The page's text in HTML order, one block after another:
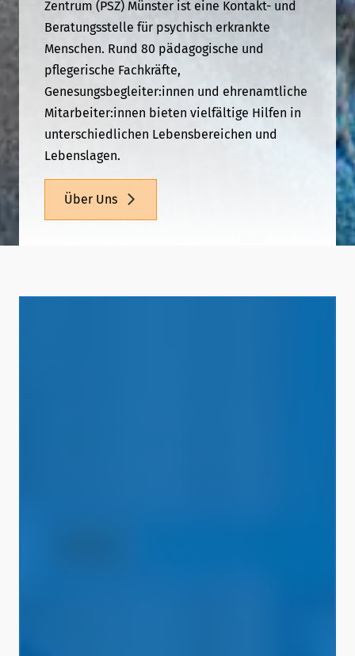
Zentrum (PSZ) Münster ist eine Kontakt- und
Beratungsstelle für psychisch erkrankte
Menschen. Rund 80 pädagogische und
pflegerische Fachkräfte,
Genesungsbegleiter:innen und ehrenamtliche
Mitarbeiter:innen bieten vielfältige Hilfen in
unterschiedlichen Lebensbereichen und
Lebenslagen.
Über Uns